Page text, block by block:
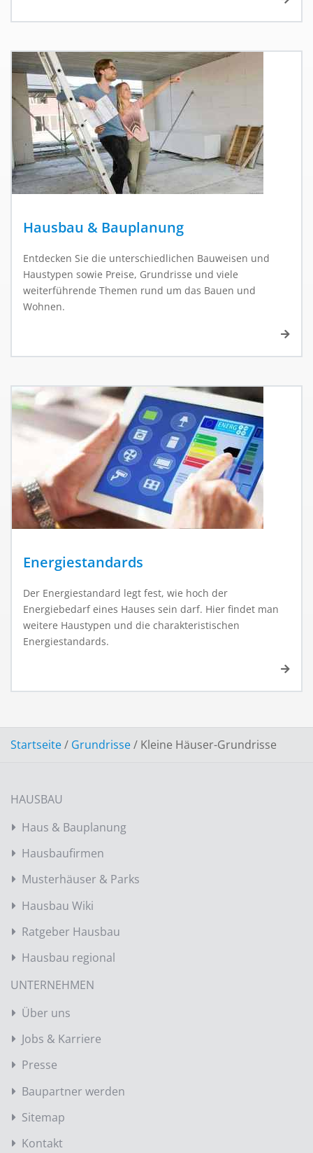
Hausbau & Bauplanung
Entdecken Sie die unterschiedlichen Bauweisen und
Haustypen sowie Preise, Grundrisse und viele
weiterführende Themen rund um das Bauen und
Wohnen.
Energiestandards
Der Energiestandard legt fest, wie hoch der
Energiebedarf eines Hauses sein darf. Hier findet man
weitere Haustypen und die charakteristischen
Energiestandards.
Startseite/ Grundrisse/ Kleine Häuser-Grundrisse
HAUSBAU
Haus & Bauplanung
Hausbaufirmen
Musterhäuser & Parks
Hausbau Wiki
Ratgeber Hausbau
Hausbau regional
UNTERNEHMEN
Über uns
Jobs & Karriere
Presse
Baupartner werden
Sitemap
Kontakt